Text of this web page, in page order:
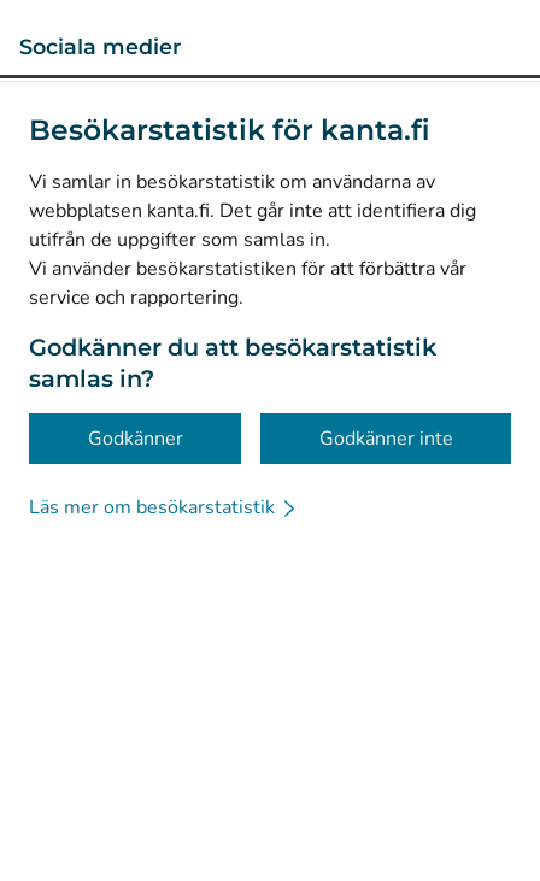
Besökarstatistik för kanta.fi
Vi samlar in besökarstatistik om användarna av
webbplatsen kanta.fi. Det går inte att identifiera dig
utifrån de uppgifter som samlas in.
Vi använder besökarstatistiken för att förbättra vår
service och rapportering.
Godkänner du att besökarstatistik
samlas in?
Godkänner Godkänner inte
Läs mer om besökarstatistik
Sociala medier
LinkedIn(Avautuu uuteen välilehteen)
Facebook
Avautuu uuteen välilehteen)
© Kanta-Palvelut, Kansaneläkelaitos
Dataskydd
Om webbplatsen
Tillgänglighet
Kakor